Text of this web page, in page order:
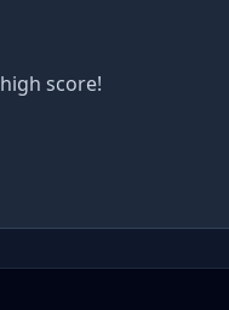
score!